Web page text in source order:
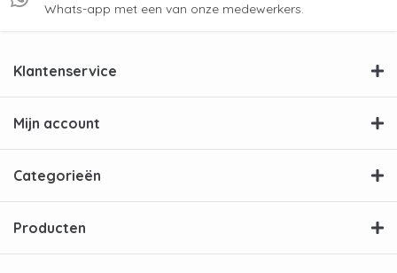
Whats-app met een van onze medewerkers.
Klantenservice
Mijn account
Categorieën
Producten